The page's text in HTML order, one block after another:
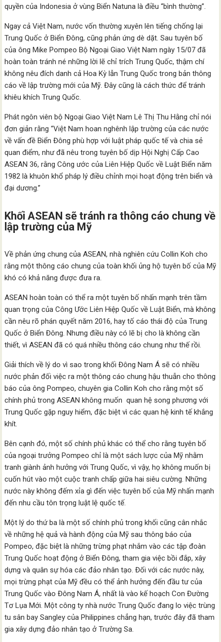
quyền của Indonesia ở vùng Biển Natuna là điều “bình thường”.
Ngay cả Việt Nam, nước vốn thường xuyên lên tiếng chống lại
Trung Quốc ở Biển Đông, cũng phản ứng dè dặt. Sau tuyên bố
của ông Mike Pompeo Bộ Ngoại Giao Việt Nam ngày 15/07 đã
hoàn toàn tránh né những lời lẽ chỉ trích Trung Quốc, thậm chí
không nêu đích danh cả Hoa Kỳ lẫn Trung Quốc trong bản thông
cáo về lập trường mới của Mỹ. Đây cũng là cách thức để tránh
khiêu khích Trung Quốc.
Phát ngôn viên bộ Ngoại Giao Việt Nam Lê Thị Thu Hằng chỉ nói
đơn giản rằng “Việt Nam hoan nghênh lập trường của các nước
về vấn đề Biển Đông phù hợp với luật pháp quốc tế và chia sẻ
quan điểm, như đã nêu trong tuyên bố dịp Hội Nghị Cấp Cao
ASEAN 36, rằng Công ước của Liên Hiệp Quốc về Luật Biển năm
1982 là khuôn khổ pháp lý điều chỉnh mọi hoạt động trên biển và
đại dương.”
Khối ASEAN sẽ tránh ra thông cáo chung về
lập trường của Mỹ
Về phản ứng chung của ASEAN, nhà nghiên cứu Collin Koh cho
rằng một thông cáo chung của toàn khối ủng hộ tuyên bố của Mỹ
khó có khả năng được đưa ra.
ASEAN hoàn toàn có thể ra một tuyên bố nhấn mạnh trên tầm
quan trọng của Công Ước Liên Hiệp Quốc về Luật Biển, mà không
cần nêu rõ phán quyết năm 2016, hay tố cáo thái độ của Trung
Quốc ở Biển Đông. Nhưng điều này có lẽ bị cho là không cần
thiết, vì ASEAN đã có quá nhiều thông cáo chung như thế rồi.
Giải thích về lý do vì sao trong khối Đông Nam Á sẽ có nhiều
nước phản đối việc ra một thông cáo chung hậu thuẫn cho thông
báo của ông Pompeo, chuyên gia Collin Koh cho rằng một số
chính phủ trong ASEAN không muốn quan hệ song phương với
Trung Quốc gặp nguy hiểm, đặc biệt vì các quan hệ kinh tế khắng
khít.
Bên cạnh đó, một số chính phủ khác có thể cho rằng tuyên bố
của ngoại trưởng Pompeo chỉ là một sách lược của Mỹ nhằm
tranh giành ảnh hưởng với Trung Quốc, vì vậy, họ không muốn bị
cuốn hút vào một cuộc tranh chấp giữa hai siêu cường. Những
nước này không đếm xỉa gì đến việc tuyên bố của Mỹ nhấn mạnh
đến nhu cầu tôn trọng luật lệ quốc tế.
Một lý do thứ ba là một số chính phủ trong khối cũng cân nhắc
về những hệ quả và hành động của Mỹ sau thông báo của
Pompeo, đặc biệt là những trừng phạt nhắm vào các tập đoàn
Trung Quốc hoạt động ở Biển Đông, tham gia việc bồi đắp, xây
dựng và quân sự hóa các đảo nhân tạo. Đối với các nước này,
mọi trừng phạt của Mỹ đều có thể ảnh hưởng đến đầu tư của
Trung Quốc vào Đông Nam Á, nhất là vào kế hoạch Con Đường
Tơ Lụa Mới. Một công ty nhà nước Trung Quốc đang lo việc trùng
tu sân bay Sangley của Philippines chẳng hạn, trước đây đã tham
gia xây dựng đảo nhân tạo ở Trường Sa.